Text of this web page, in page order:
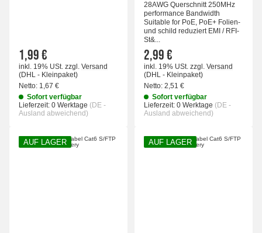
1,99 €
inkl. 19% USt. zzgl. Versand
(DHL - Kleinpaket)
Netto: 1,67 €
Sofort verfügbar
Lieferzeit: 0 Werktage (DE -
Ausland abweichend)
28AWG Querschnitt 250MHz
performance Bandwidth
Suitable for PoE, PoE+ Folien-
und schild reduziert EMI / RFI-
St&...
2,99 €
inkl. 19% USt. zzgl. Versand
(DHL - Kleinpaket)
Netto: 2,51 €
Sofort verfügbar
Lieferzeit: 0 Werktage (DE -
Ausland abweichend)
AUF LAGER AUF LAGER